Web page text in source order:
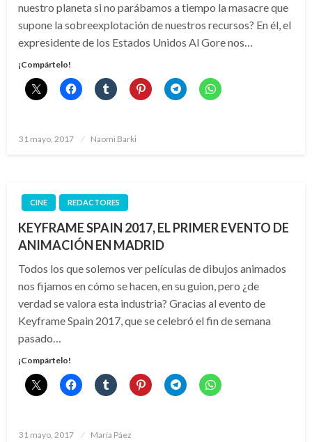
nuestro planeta si no parábamos a tiempo la masacre que
supone la sobreexplotación de nuestros recursos? En él, el
expresidente de los Estados Unidos Al Gore nos…
¡Compártelo!
Publicado
31 mayo, 2017 Naomi Barki
CINE REDACTORES
KEYFRAME SPAIN 2017, EL PRIMER EVENTO DE
ANIMACIÓN EN MADRID
Todos los que solemos ver películas de dibujos animados
nos fijamos en cómo se hacen, en su guion, pero ¿de
verdad se valora esta industria? Gracias al evento de
Keyframe Spain 2017, que se celebró el fin de semana
pasado…
¡Compártelo!
Publicado
31 mayo, 2017 María Páez